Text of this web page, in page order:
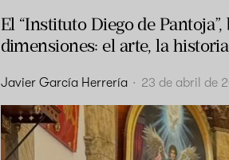
El “Instituto Diego de
dimensiones: el arte, la
Javier García Herrería · 23 de abril de